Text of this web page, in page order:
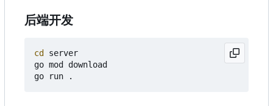
后端开发
cd
server
go mod download